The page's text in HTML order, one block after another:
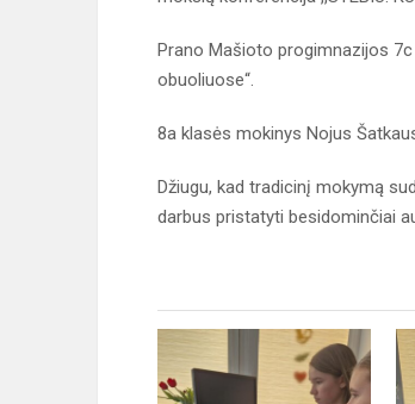
Prano Mašioto progimnazijos
obuoliuose“.
8a klasės mokinys Nojus
Džiugu, kad tradicinį mokymą
darbus pristatyti besidominčiai